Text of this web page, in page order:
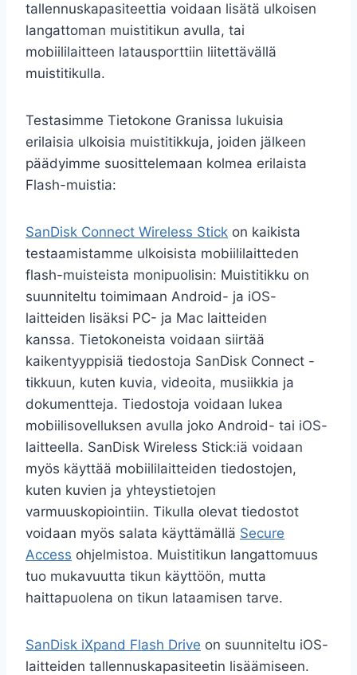
tallennuskapasiteettia voidaan lisätä ulkoisen
langattoman muistitikun avulla, tai
mobiililaitteen latausporttiin liitettävällä
muistitikulla.
Testasimme Tietokone Granissa lukuisia
erilaisia ulkoisia muistitikkuja, joiden jälkeen
päädyimme suosittelemaan kolmea erilaista
Flash-muistia:
SanDisk Connect Wireless Stick on kaikista
testaamistamme ulkoisista mobiililaitteden
flash-muisteista monipuolisin: Muistitikku on
suunniteltu toimimaan Android- ja iOS-
laitteiden lisäksi PC- ja Mac laitteiden
kanssa. Tietokoneista voidaan siirtää
kaikentyyppisiä tiedostoja SanDisk Connect -
tikkuun, kuten kuvia, videoita, musiikkia ja
dokumentteja. Tiedostoja voidaan lukea
mobiilisovelluksen avulla joko Android- tai iOS-
laitteella. SanDisk Wireless Stick:iä voidaan
myös käyttää mobiililaitteiden tiedostojen,
kuten kuvien ja yhteystietojen
varmuuskopiointiin. Tikulla olevat tiedostot
voidaan myös salata käyttämällä Secure
Access ohjelmistoa. Muistitikun langattomuus
tuo mukavuutta tikun käyttöön, mutta
haittapuolena on tikun lataamisen tarve.
SanDisk iXpand Flash Drive on suunniteltu iOS-
laitteiden tallennuskapasiteetin lisäämiseen.